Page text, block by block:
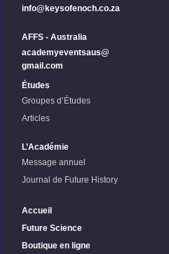
info@keysofenoch.co.za
AFFS - Australia
academyeventsaus@
gmail.com
Études
Groupes d’Études
Articles
L’Académie
Message annuel
Journal de Future History
Accueil
Future Science
Boutique en ligne